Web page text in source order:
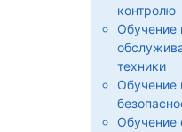
контролю
Обучение
техники
Обучение
Обучение